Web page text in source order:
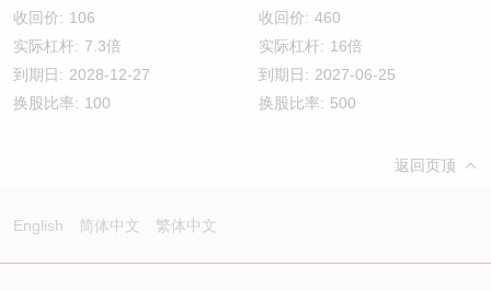
收回价: 106
实际杠杆: 7.3倍
到期日: 2028-12-27
换股比率: 100
收回价: 460
实际杠杆: 16倍
到期日: 2027-06-25
换股比率: 500
返回页顶
English 简体中文 繁体中文